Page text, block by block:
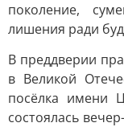
поколение,
лишения ради
В преддверии
в Великой
посёлка имени
состоялась